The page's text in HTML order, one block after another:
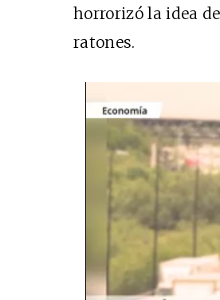
horrorizó la idea
ratones.